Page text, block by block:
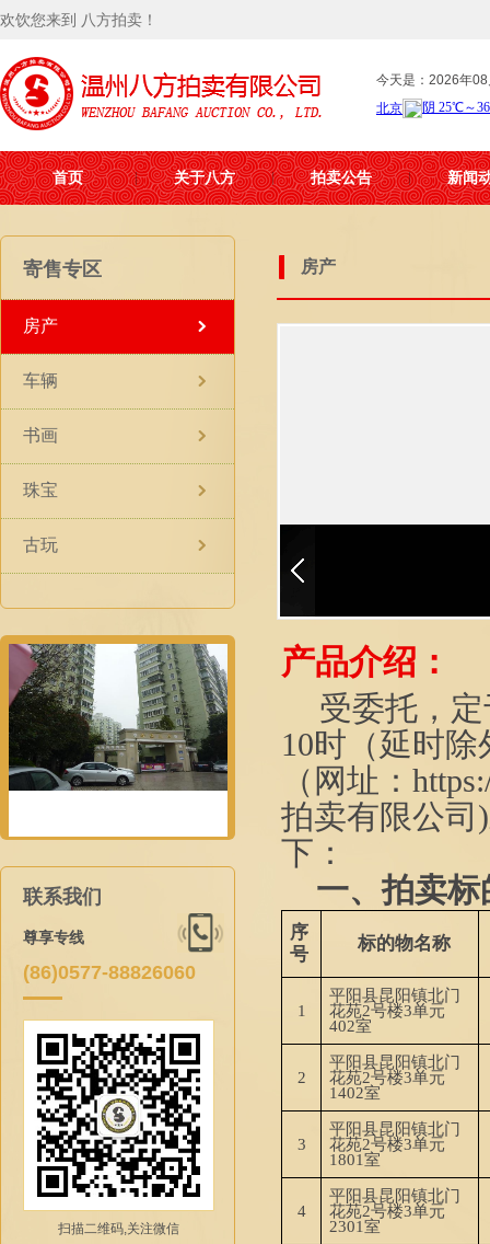
欢饮您来到 八方拍卖！
今天是：2026年
首页 关于八方 拍卖公告 新闻
寄售专区
房产
车辆
书画
珠宝
古玩
联系我们
尊享专线
(86)0577-88826060
扫描二维码,关注微信
房产
产品介绍：
受委托，
10时（延时除
（网址： https
拍卖有限公司 )
下：
一、拍卖标
序
号
标的物名称
1
平阳县昆阳镇北门
花苑2号楼3单元
402室
2
平阳县昆阳镇北门
花苑2号楼3单元
1402室
3
平阳县昆阳镇北门
花苑2号楼3单元
1801室
4
平阳县昆阳镇北门
花苑2号楼3单元
2301室